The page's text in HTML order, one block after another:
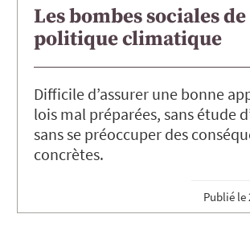
Les bombes sociales
politique climatique
Difficile d’assurer une bonne
lois mal préparées, sans étude
sans se préoccuper des
concrètes.
Publié le